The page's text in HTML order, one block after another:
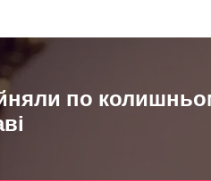
по